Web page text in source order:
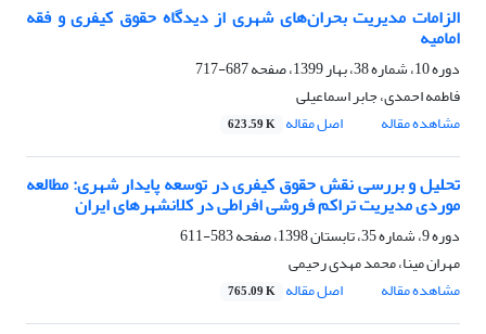
الزامات مدیریت بحران‌های شهری از دیدگاه حقوق کیفری و فقه
امامیه
دوره 10، شماره 38، بهار 1399، صفحه
687-717
فاطمه احمدی، جابر اسماعیلی
مشاهده مقاله
اصل مقاله 623.59 K
تحلیل و بررسی نقش حقوق کیفری در توسعه پایدار شهری: مطالعه
موردی مدیریت تراکم فروشی افراطی در کلانشهرهای ایران
دوره 9، شماره 35، تابستان 1398، صفحه
583-611
مهران مینا، محمد مهدی رحیمی
مشاهده مقاله
اصل مقاله 765.09 K